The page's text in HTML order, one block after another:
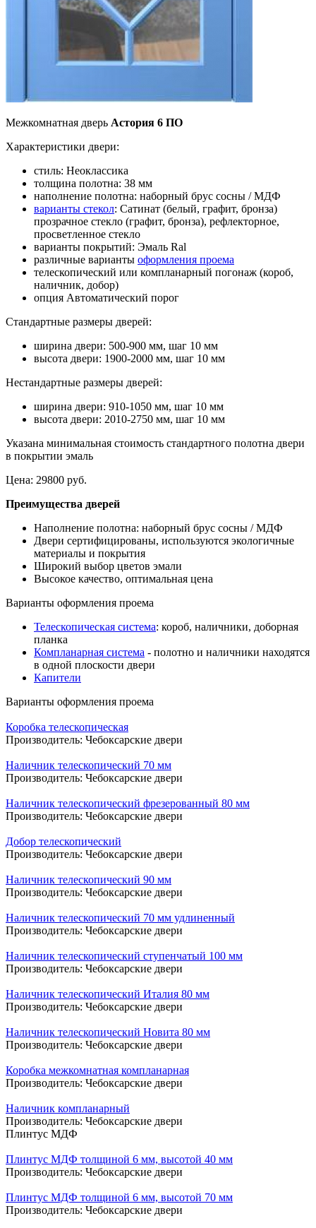
Межкомнатная дверь Астория 6 ПО
Характеристики двери:
стиль: Неоклассика
толщина полотна: 38 мм
наполнение полотна: наборный брус сосны / МДФ
варианты стекол: Сатинат (белый, графит, бронза)
прозрачное стекло (графит, бронза), рефлекторное,
просветленное стекло
варианты покрытий: Эмаль Ral
различные варианты оформления проема
телескопический или компланарный погонаж (короб,
наличник, добор)
опция Автоматический порог
Стандартные размеры дверей:
ширина двери: 500-900 мм, шаг 10 мм
высота двери: 1900-2000 мм, шаг 10 мм
Нестандартные размеры дверей:
ширина двери: 910-1050 мм, шаг 10 мм
высота двери: 2010-2750 мм, шаг 10 мм
Указана минимальная стоимость стандартного полотна двери
в покрытии эмаль
Цена: 29800 руб.
Преимущества дверей
Наполнение полотна: наборный брус сосны / МДФ
Двери сертифицированы, используются экологичные
материалы и покрытия
Широкий выбор цветов эмали
Высокое качество, оптимальная цена
Варианты оформления проема
Телескопическая система: короб, наличники, доборная
планка
Компланарная система - полотно и наличники находятся
в одной плоскости двери
Капители
Варианты оформления проема
Коробка телескопическая
Производитель: Чебоксарские двери
Наличник телескопический 70 мм
Производитель: Чебоксарские двери
Наличник телескопический фрезерованный 80 мм
Производитель: Чебоксарские двери
Добор телескопический
Производитель: Чебоксарские двери
Наличник телескопический 90 мм
Производитель: Чебоксарские двери
Наличник телескопический 70 мм удлиненный
Производитель: Чебоксарские двери
Наличник телескопический ступенчатый 100 мм
Производитель: Чебоксарские двери
Наличник телескопический Италия 80 мм
Производитель: Чебоксарские двери
Наличник телескопический Новита 80 мм
Производитель: Чебоксарские двери
Коробка межкомнатная компланарная
Производитель: Чебоксарские двери
Наличник компланарный
Производитель: Чебоксарские двери
Плинтус МДФ
Плинтус МДФ толщиной 6 мм, высотой 40 мм
Производитель: Чебоксарские двери
Плинтус МДФ толщиной 6 мм, высотой 70 мм
Производитель: Чебоксарские двери